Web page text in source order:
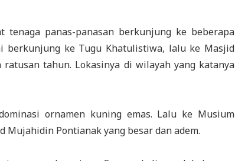
tenaga panas-panasan berkunjung ke beberapa
berkunjung ke Tugu Khatulistiwa, lalu ke Masjid
tahun. Lokasinya di wilayah yang katanya
ornamen kuning emas. Lalu ke Musium
Mujahidin Pontianak yang besar dan adem.